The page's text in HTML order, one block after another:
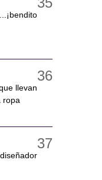
llevan
ropa